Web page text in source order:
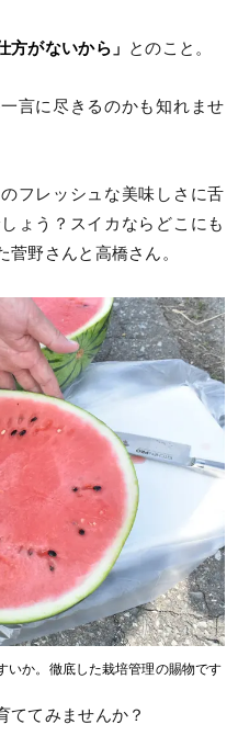
方がないから」 とのこと。
言に尽きるのかも知れませ
フレッシュな美味しさに舌
ょう？スイカならどこにも
野さんと高橋さん。
いか。徹底した栽培管理の賜物です
ててみませんか？